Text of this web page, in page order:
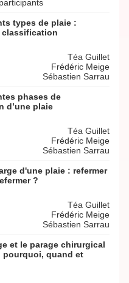
types de plaie :
Téa Guillet
Frédéric Meige
Sébastien Sarrau
phases de
d’une plaie
Téa Guillet
Frédéric Meige
Sébastien Sarrau
d'une plaie : refermer
?
Téa Guillet
Frédéric Meige
Sébastien Sarrau
et le parage chirurgical
pourquoi, quand et